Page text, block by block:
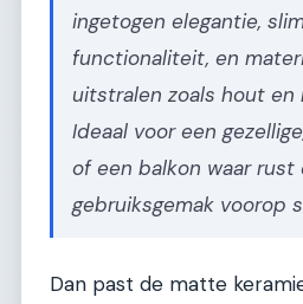
ingetogen elegantie,
functionaliteit, en
uitstralen zoals hout en
Ideaal voor een
of een balkon waar rust
gebruiksgemak voorop
Dan past de matte